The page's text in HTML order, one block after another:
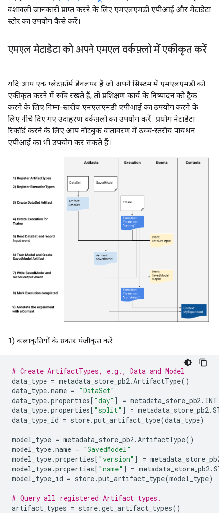
वंशावली जानकारी प्राप्त करने के लिए एमएलएमडी एपीआई और मेटाडेटा
स्टोर का उपयोग कैसे करें।
एमएल मेटाडेटा को अपने एमएल वर्कफ़्लो में एकीकृत करें
यदि आप एक प्लेटफ़ॉर्म डेवलपर हैं जो अपने सिस्टम में एमएलएमडी को
एकीकृत करने में रुचि रखते हैं, तो प्रशिक्षण कार्य के निष्पादन को ट्रैक
करने के लिए निम्न-स्तरीय एमएलएमडी एपीआई का उपयोग करने के
लिए नीचे दिए गए उदाहरण वर्कफ़्लो का उपयोग करें। प्रयोग मेटाडेटा
रिकॉर्ड करने के लिए आप नोटबुक वातावरण में उच्च-स्तरीय पायथन
एपीआई का भी उपयोग कर सकते हैं।
1) कलाकृतियों के प्रकार पंजीकृत करें
# Create ArtifactTypes, e.g., Data and Model
data_type = metadata_store_pb2.ArtifactType()
data_type.name = "DataSet"
data_type.properties[ "day" ] = metadata_store_pb2. INT
data_type.properties[ "split" ] = metadata_store_pb2.
data_type_id = store.put_artifact_type(data_type)
model_type = metadata_store_pb2.ArtifactType()
model_type.name = "SavedModel"
model_type.properties[ "version" ] =
model_type.properties[ "name" ] = metadata_store_pb2.
model_type_id = store.put_artifact_type(model_type)
# Query all registered Artifact types.
artifact_types = store.get_artifact_types()